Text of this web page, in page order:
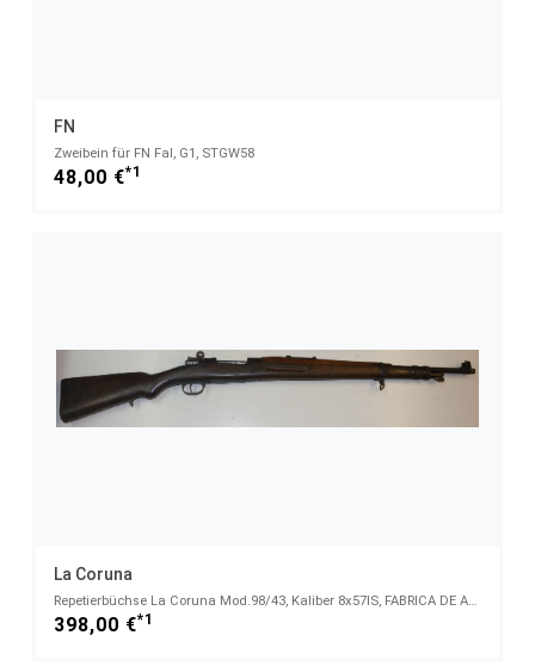
FN
Zweibein für FN Fal, G1, STGW58
48,00 €*1
La Coruna
Repetierbüchse La Coruna Mod.98/43, Kaliber 8x57IS, FABRICA DE ARMS-Fertigung von 1949, nummerngl.
398,00 €*1